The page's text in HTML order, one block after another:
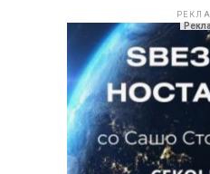
Естрада.мки во
ве информира за
случувања, концерти и
од богатата програма на